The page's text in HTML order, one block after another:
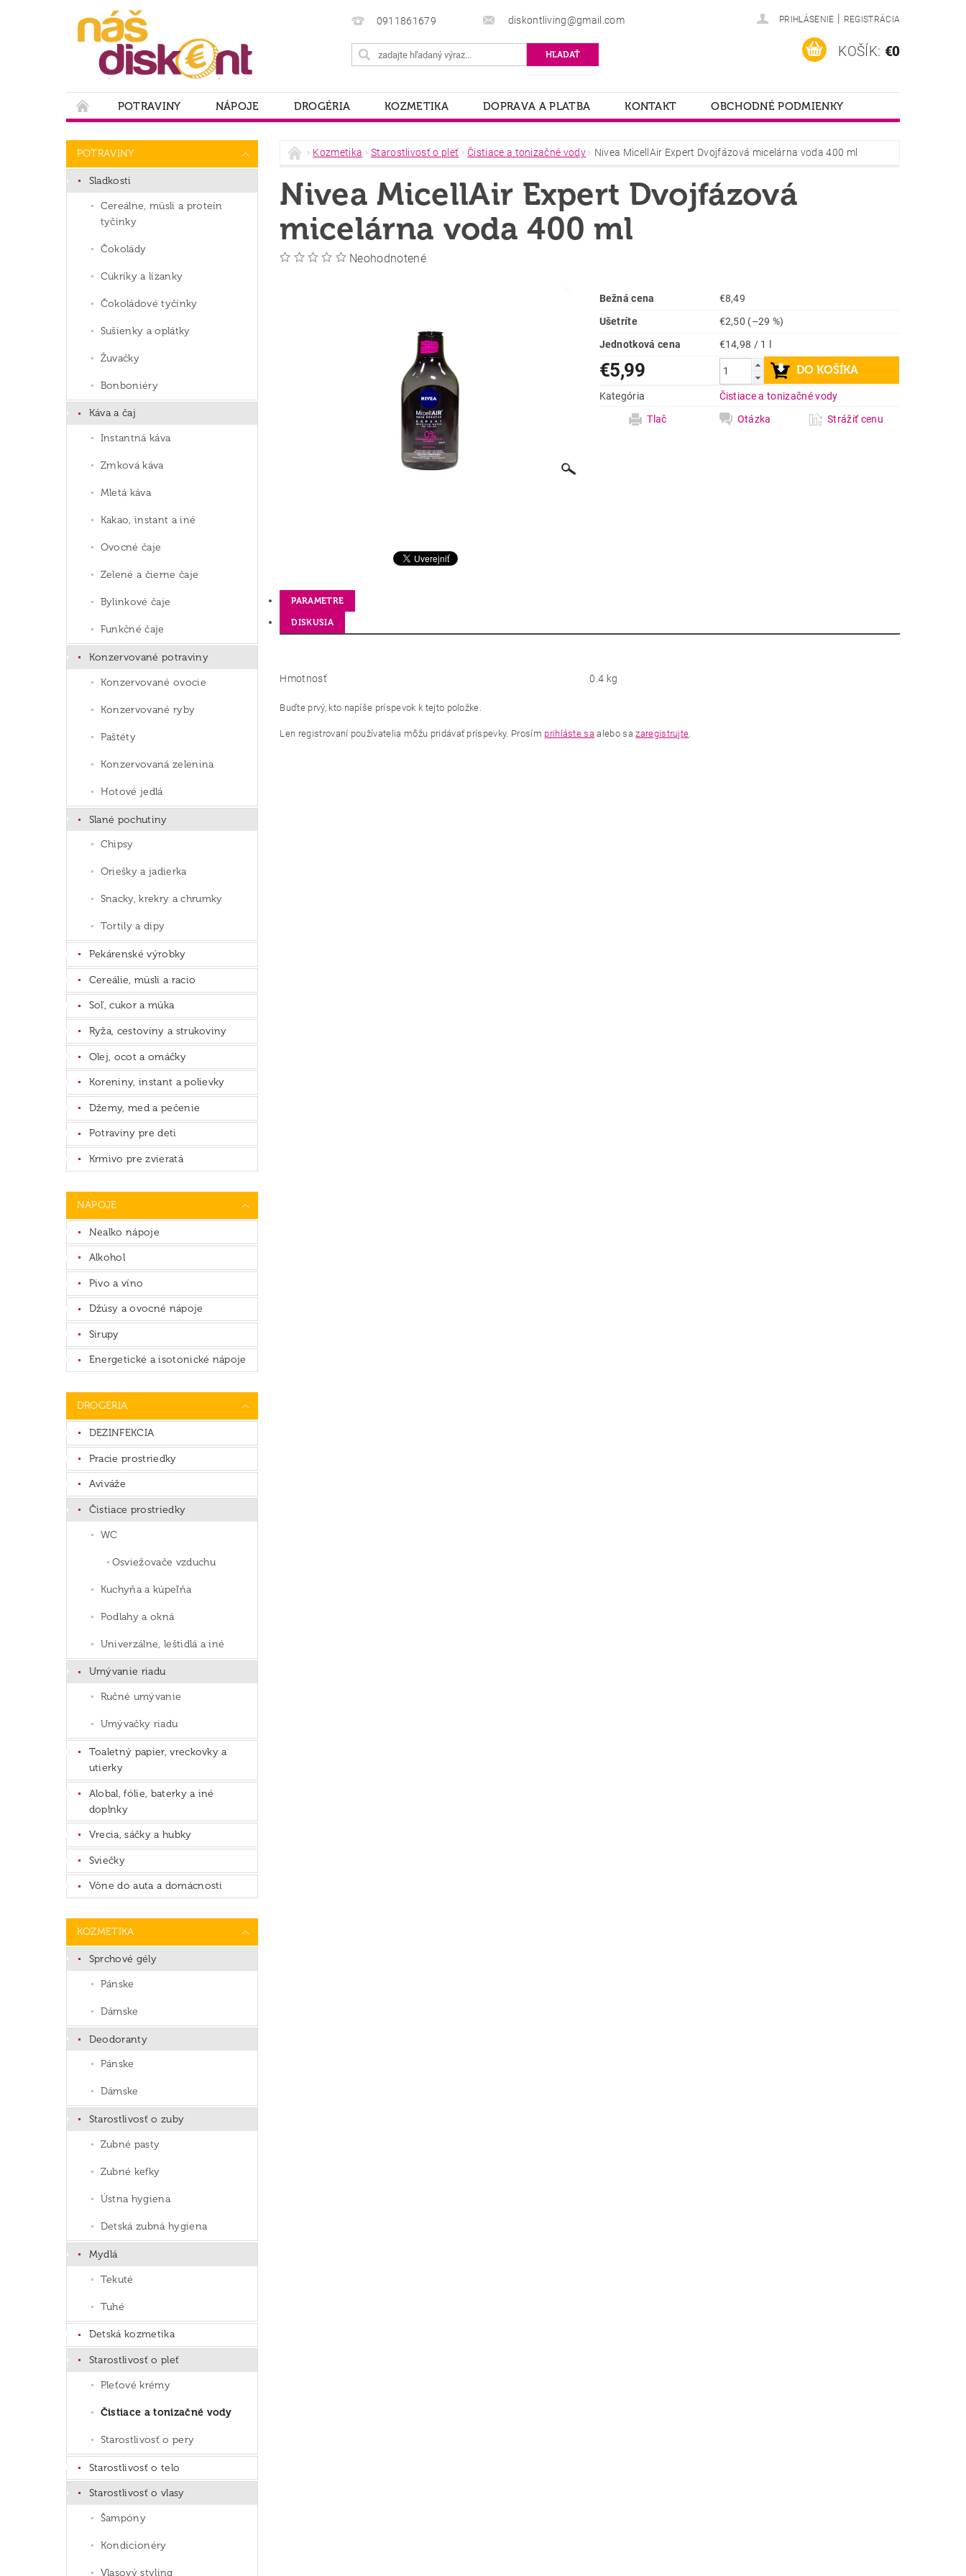
0911861679 diskontliving@gmail.com PRIHLÁSENIE | REGISTRÁCIA
KOŠÍK: €0
POTRAVINY NÁPOJE DROGÉRIA KOZMETIKA DOPRAVA A PLATBA KONTAKT
OBCHODNÉ PODMIENKY
POTRAVINY
Sladkosti
Cereálne, müsli a proteín
tyčinky
Čokolády
Cukríky a lízanky
Čokoládové tyčinky
Sušienky a oplátky
Žuvačky
Bonboniéry
Káva a čaj
Instantná káva
Zrnková káva
Mletá káva
Kakao, instant a iné
Ovocné čaje
Zelené a čierne čaje
Bylinkové čaje
Funkčné čaje
Konzervované potraviny
Konzervované ovocie
Konzervované ryby
Paštéty
Konzervovaná zelenina
Hotové jedlá
Slané pochutiny
Chipsy
Oriešky a jadierka
Snacky, krekry a chrumky
Tortily a dipy
Pekárenské výrobky
Cereálie, müsli a racio
Soľ, cukor a múka
Ryža, cestoviny a strukoviny
Olej, ocot a omáčky
Koreniny, instant a polievky
Džemy, med a pečenie
Potraviny pre deti
Krmivo pre zvieratá
NÁPOJE
Nealko nápoje
Alkohol
Pivo a víno
Džúsy a ovocné nápoje
Sirupy
Energetické a isotonické nápoje
DROGÉRIA
DEZINFEKCIA
Pracie prostriedky
Aviváže
Čistiace prostriedky
WC
Osviežovače vzduchu
Kuchyňa a kúpeľňa
Podlahy a okná
Univerzálne, leštidlá a iné
Umývanie riadu
Ručné umývanie
Umývačky riadu
Toaletný papier, vreckovky a
utierky
Alobal, fólie, baterky a iné
doplnky
Vrecia, sáčky a hubky
Sviečky
Vône do auta a domácnosti
KOZMETIKA
Sprchové gély
Pánske
Dámske
Deodoranty
Pánske
Dámske
Starostlivosť o zuby
Zubné pasty
Zubné kefky
Ústna hygiena
Detská zubná hygiena
Mydlá
Tekuté
Tuhé
Detská kozmetika
Starostlivosť o pleť
Pleťové krémy
Čistiace a tonizačné vody
Starostlivosť o pery
Starostlivosť o telo
Starostlivosť o vlasy
Šampóny
Kondicionéry
Vlasový styling
Kozmetika Starostlivosť o pleť Čistiace a tonizačné vody Nivea MicellAir Expert Dvojfázová micelárna voda 400 ml
Nivea MicellAir Expert Dvojfázová
micelárna voda 400 ml
Neohodnotené
Bežná cena
€8,49
Ušetríte
€2,50 (–29 %)
Jednotková cena
€14,98 / 1 l
€5,99
Kategória
Čistiace a tonizačné vody
Tlač
Otázka Strážiť cenu
PARAMETRE
DISKUSIA
Hmotnosť 0.4 kg
Buďte prvý, kto napíše príspevok k tejto položke.
Len registrovaní používatelia môžu pridávať príspevky. Prosím prihláste sa alebo sazaregistrujte.